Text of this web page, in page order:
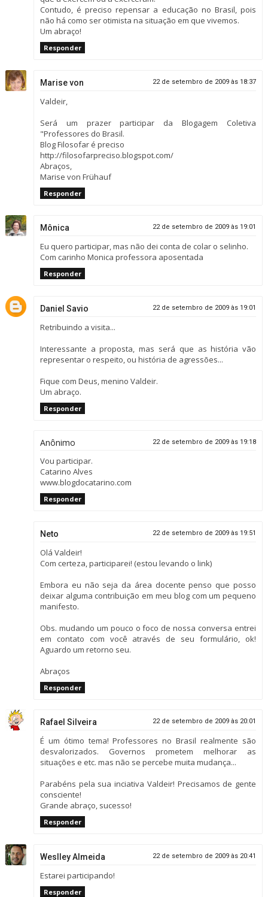
Contudo, é preciso repensar a educação no Brasil, pois
não há como ser otimista na situação em que vivemos.
Um abraço!
Responder
Marise von 22 de setembro de 2009 às 18:37
Valdeir,
Será um prazer participar da Blogagem Coletiva
"Professores do Brasil.
Blog Filosofar é preciso
http://filosofarpreciso.blogspot.com/
Abraços,
Marise von Frühauf
Responder
Mônica 22 de setembro de 2009 às 19:01
Eu quero participar, mas não dei conta de colar o selinho.
Com carinho Monica professora aposentada
Responder
Daniel Savio 22 de setembro de 2009 às 19:01
Retribuindo a visita...
Interessante a proposta, mas será que as história vão
representar o respeito, ou história de agressões...
Fique com Deus, menino Valdeir.
Um abraço.
Responder
Anônimo 22 de setembro de 2009 às 19:18
Vou participar.
Catarino Alves
www.blogdocatarino.com
Responder
Neto 22 de setembro de 2009 às 19:51
Olá Valdeir!
Com certeza, participarei! (estou levando o link)
Embora eu não seja da área docente penso que posso
deixar alguma contribuição em meu blog com um pequeno
manifesto.
Obs. mudando um pouco o foco de nossa conversa entrei
em contato com você através de seu formulário, ok!
Aguardo um retorno seu.
Abraços
Responder
Rafael Silveira 22 de setembro de 2009 às 20:01
É um ótimo tema! Professores no Brasil realmente são
desvalorizados. Governos prometem melhorar as
situações e etc. mas não se percebe muita mudança...
Parabéns pela sua inciativa Valdeir! Precisamos de gente
consciente!
Grande abraço, sucesso!
Responder
Weslley Almeida 22 de setembro de 2009 às 20:41
Estarei participando!
Responder